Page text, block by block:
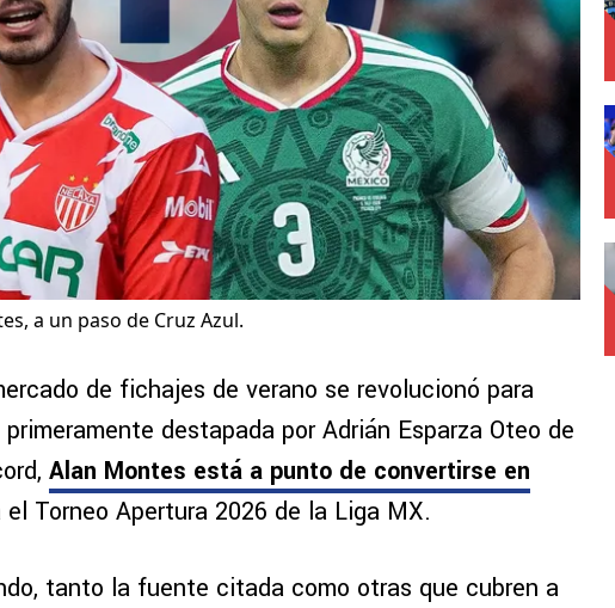
a un paso de Cruz Azul.
de fichajes de verano se revolucionó para
destapada por Adrián Esparza Oteo de
Alan Montes está a punto de convertirse en
el Torneo Apertura 2026 de la Liga MX.
tanto la fuente citada como otras que cubren a